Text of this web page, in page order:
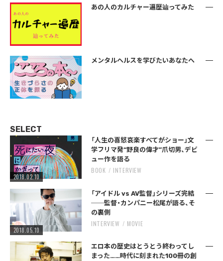
あの人のカルチャー遍歴辿ってみた
メンタルヘルスを学びたいあなたへ
SELECT
2018.02.10
「人生の喜怒哀楽すべてがショー」文
学フリマ発“野良の偉才”爪切男、デビ
ュー作を語る
BOOK INTERVIEW
2018.05.10
「アイドル vs AV監督」シリーズ完結
──監督・カンパニー松尾が語る、そ
の裏側
INTERVIEW MOVIE
エロ本の歴史はとうとう終わってし
まった……時代に刻まれた100冊の創